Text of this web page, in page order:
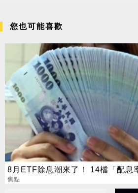
您也可能喜歡
8月ETF除息潮來了！ 14檔「配息
焦點